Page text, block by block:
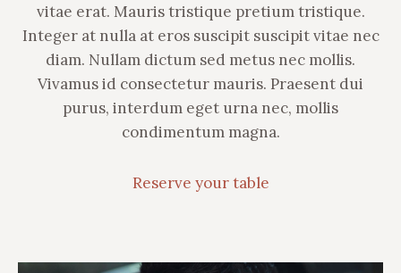
vitae erat. Mauris tristique pretium tristique.
Integer at nulla at eros suscipit suscipit vitae nec
diam. Nullam dictum sed metus nec mollis.
Vivamus id consectetur mauris. Praesent dui
purus, interdum eget urna nec, mollis
condimentum magna.
Reserve your table